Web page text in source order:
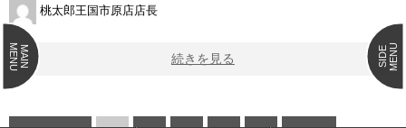
桃太郎王国市原店店長
続きを見る
MAIN
MENU SIDEMENU